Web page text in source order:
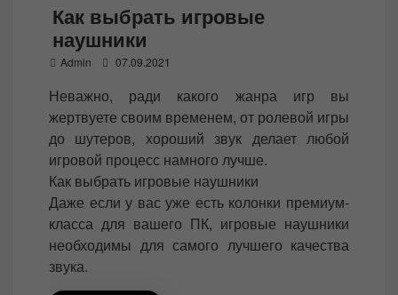
Как выбрать игровые
наушники
Admin
s
e
d
o
n
07.09.2021
Неважно, ради какого жанра игр вы
жертвуете своим временем, от ролевой игры
до шутеров, хороший звук делает любой
игровой процесс намного лучше.
Как выбрать игровые наушники
Даже если у вас уже есть колонки премиум-
класса для вашего ПК, игровые наушники
необходимы для самого лучшего качества
звука.